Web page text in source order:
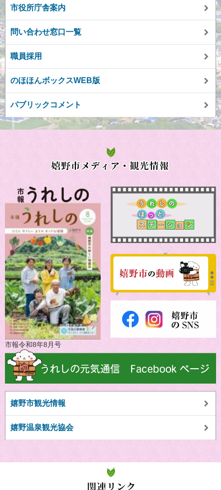
市役所庁舎案内
問い合わせ窓口一覧
職員採用
のほほんボックスWEB版
パブリックコメント
市報令和8年8月号
嬉野市観光情報
嬉野温泉観光協会